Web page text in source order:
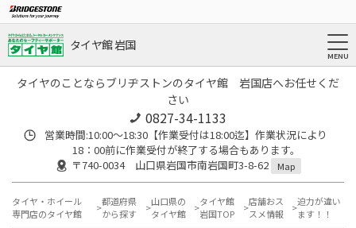
タイヤ館 岩国
タイヤのことならブリヂストンのタイヤ館 岩国店へお任せくだ
さい
0827-34-1133
営業時間:10:00〜18:30【作業受付は18:00迄】作業状況により
18：00前に作業受付が終了する場合もあります。
〒740-0034 山口県岩国市南岩国町3-8-62
Map
タイヤ・ホイール
専門店のタイヤ館
都道府県
から探す
山口県の
タイヤ館
タイヤ館
岩国TOP
店舗おス
スメ情報
迫力が違い
ます！！